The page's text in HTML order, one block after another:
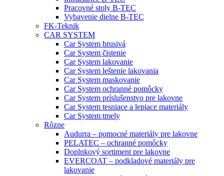
Pracovné stoly B-TEC
Vybavenie dielne B-TEC
FK-Teknik
CAR SYSTEM
Car System brusivá
Car System čistenie
Car System lakovanie
Car System leštenie lakovania
Car System maskovanie
Car System ochranné pomôcky
Car System príslušenstvo pre lakovne
Car System tesniace a lepiace materiály
Car System tmely
Rôzne
Audurra – pomocné materiály pre lakovne
PELATEC – ochranné pomôcky
Doplnkový sortiment pre lakovne
EVERCOAT – podkladové materiály pre
lakovanie